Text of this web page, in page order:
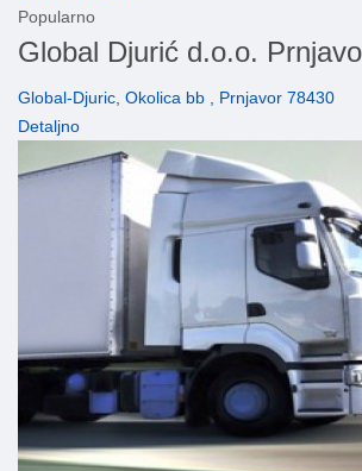
Popularno
Global Djurić d.o.o.
Global-Djuric, Okolica bb , Prnjavor 78430
Detaljno